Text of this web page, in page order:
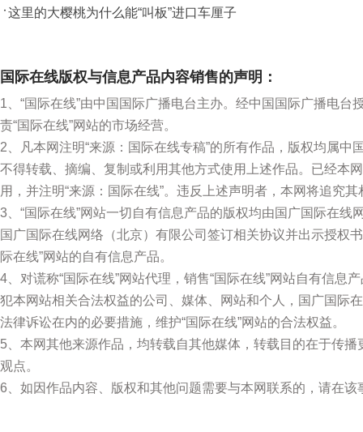
这里的大樱桃为什么能“叫板”进口车厘子
国际在线版权与信息产品内容销售的声明：
1、“国际在线”由中国国际广播电台主办。经中国国际广播电
责“国际在线”网站的市场经营。
2、凡本网注明“来源：国际在线专稿”的所有作品，版权均属
不得转载、摘编、复制或利用其他方式使用上述作品。已经本
用，并注明“来源：国际在线”。违反上述声明者，本网将追究
3、“国际在线”网站一切自有信息产品的版权均由国广国际在
国广国际在线网络（北京）有限公司签订相关协议并出示授权
际在线”网站的自有信息产品。
4、对谎称“国际在线”网站代理，销售“国际在线”网站自有信息
犯本网站相关合法权益的公司、媒体、网站和个人，国广国际
法律诉讼在内的必要措施，维护“国际在线”网站的合法权益。
5、本网其他来源作品，均转载自其他媒体，转载目的在于传
观点。
6、如因作品内容、版权和其他问题需要与本网联系的，请在